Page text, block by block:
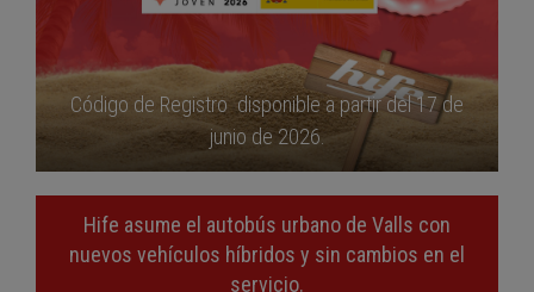
Código de Registro disponible a partir del 17 de
junio de 2026.
Hife asume el autobús urbano de Valls con
nuevos vehículos híbridos y sin cambios en el
servicio.